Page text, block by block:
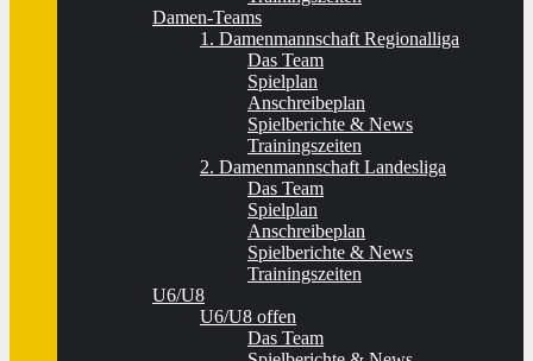
Damen-Teams
1. Damenmannschaft Regionalliga
Das Team
Spielplan
Anschreibeplan
Spielberichte & News
Trainingszeiten
2. Damenmannschaft Landesliga
Das Team
Spielplan
Anschreibeplan
Spielberichte & News
Trainingszeiten
U6/U8
U6/U8 offen
Das Team